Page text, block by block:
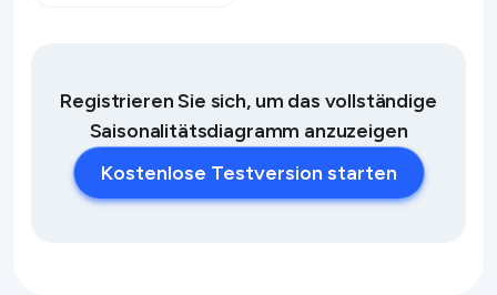
Registrieren Sie sich, um das vollständige
Saisonalitätsdiagramm anzuzeigen
Kostenlose Testversion starten